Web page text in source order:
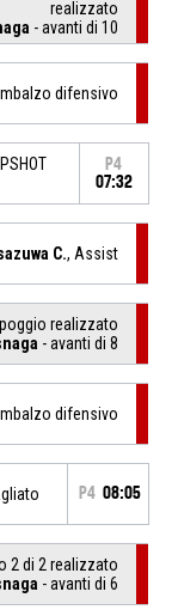
realizzato
- avanti di 10
difensivo
P4
07:32
C., Assist
realizzato
- avanti di 8
difensivo
P4 08:05
2 di 2 realizzato
- avanti di 6